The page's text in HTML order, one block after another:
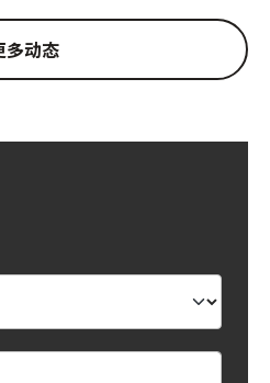
多动态